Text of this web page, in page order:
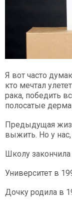
Я вот часто
кто мечтал
рака, победить
полосатые
Предыдущая
выжить. Но у
Школу
Университет в
Дочку родила в